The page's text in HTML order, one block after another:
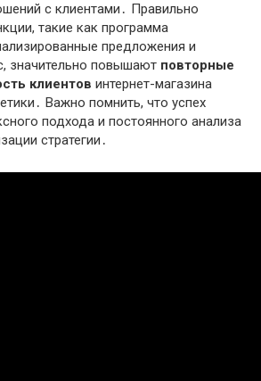
с клиентами․ Правильно
такие как программа
предложения и
значительно повышают повторные
клиентов интернет-магазина
Важно помнить, что успех
подхода и постоянного анализа
стратегии․